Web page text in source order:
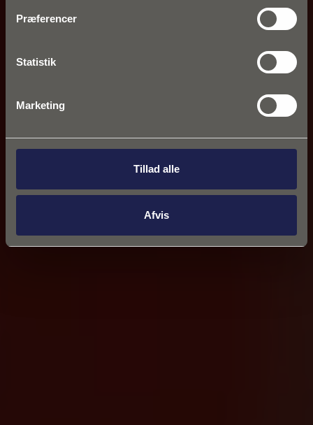
Præferencer
Statistik
Marketing
Tillad alle
Afvis